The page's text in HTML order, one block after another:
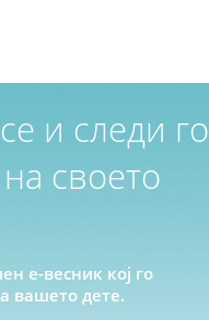
и следи го
своето
е-весник кој го
вашето дете.